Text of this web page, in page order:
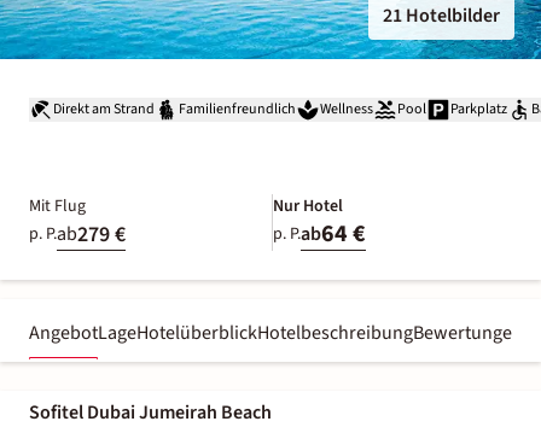
21 Hotelbilder
Direkt am Strand Familienfreundlich Wellness Pool Parkplatz
Mit Flug
p. P.ab279 €
Nur Hotel
p. P.ab64 €
AngebotLageHotelüberblickHotelbeschreibungBewertungen
Sofitel Dubai Jumeirah Beach